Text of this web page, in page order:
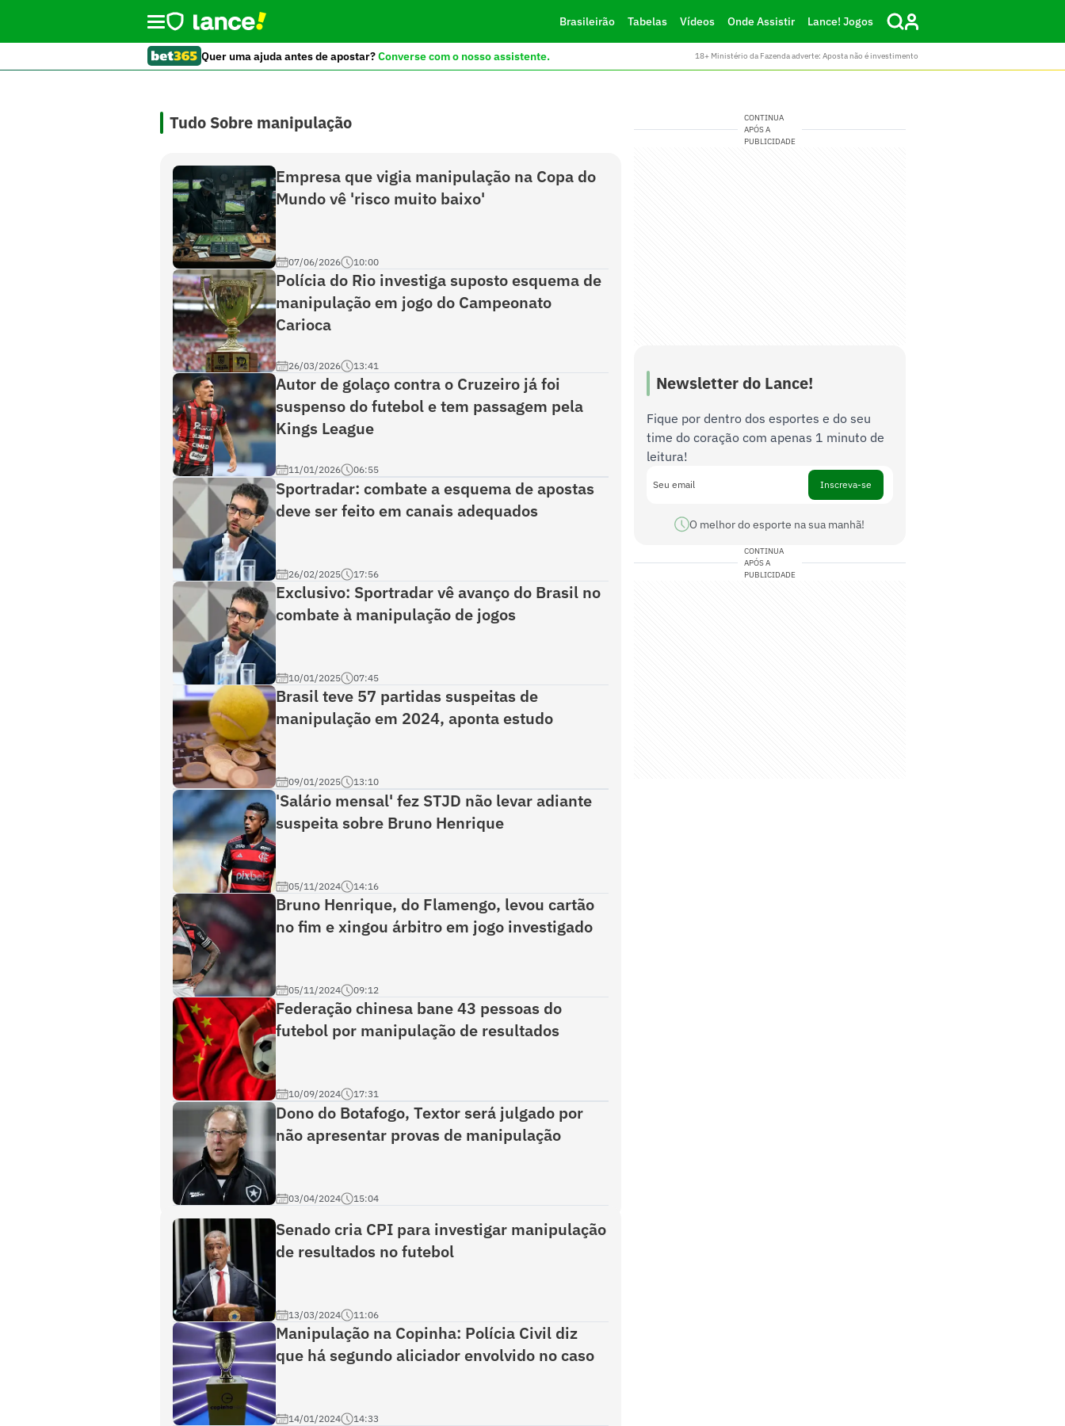
Brasileirão Tabelas Vídeos Onde Assistir Lance! Jogos
Quer uma ajuda antes de apostar?Converse com o nosso assistente. 18+ Ministério da Fazenda adverte: Aposta não é investimento
Tudo Sobre manipulação
Empresa que vigia manipulação na Copa do
Mundo vê 'risco muito baixo'
07/06/2026 10:00
Polícia do Rio investiga suposto esquema de
manipulação em jogo do Campeonato
Carioca
26/03/2026 13:41
Autor de golaço contra o Cruzeiro já foi
suspenso do futebol e tem passagem pela
Kings League
11/01/2026 06:55
Sportradar: combate a esquema de apostas
deve ser feito em canais adequados
26/02/2025 17:56
Exclusivo: Sportradar vê avanço do Brasil no
combate à manipulação de jogos
10/01/2025 07:45
Brasil teve 57 partidas suspeitas de
manipulação em 2024, aponta estudo
09/01/2025 13:10
'Salário mensal' fez STJD não levar adiante
suspeita sobre Bruno Henrique
05/11/2024 14:16
Bruno Henrique, do Flamengo, levou cartão
no fim e xingou árbitro em jogo investigado
05/11/2024 09:12
Federação chinesa bane 43 pessoas do
futebol por manipulação de resultados
10/09/2024 17:31
Dono do Botafogo, Textor será julgado por
não apresentar provas de manipulação
03/04/2024 15:04
Senado cria CPI para investigar manipulação
de resultados no futebol
13/03/2024 11:06
Manipulação na Copinha: Polícia Civil diz
que há segundo aliciador envolvido no caso
14/01/2024 14:33
CONTINUA
APÓS A
PUBLICIDADE
Newsletter do Lance!
Fique por dentro dos esportes e do seu
time do coração com apenas 1 minuto de
leitura!
Inscreva-se
O melhor do esporte na sua manhã!
CONTINUA
APÓS A
PUBLICIDADE